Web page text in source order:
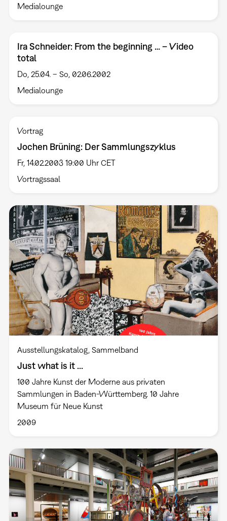
Medialounge
Ira Schneider: From the beginning … – Video
total
Do, 25.04. – So, 02.06.2002
Medialounge
Vortrag
Jochen Brüning: Der Sammlungszyklus
Fr, 14.02.2003 19:00 Uhr CET
Vortragssaal
Ausstellungskatalog Sammelband
Just what is it ...
100 Jahre Kunst der Moderne aus privaten
Sammlungen in Baden-Württemberg. 10 Jahre
Museum für Neue Kunst
2009